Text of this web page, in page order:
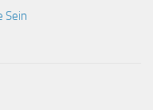
Sein